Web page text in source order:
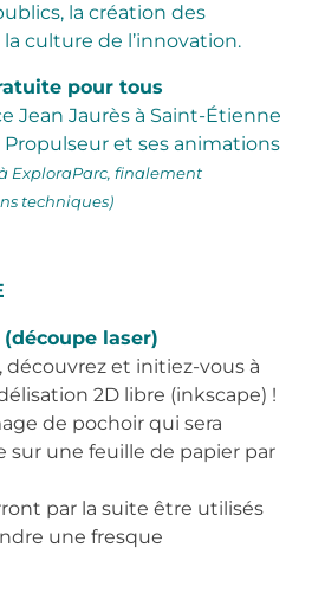
la création des
culture de l’innovation.
pour tous
Jean Jaurès à Saint-Étienne
et ses animations
ExploraParc, finalement
techniques)
laser)
découvrez et initiez-vous à
2D libre (inkscape) !
de pochoir qui sera
sur une feuille de papier par
par la suite être utilisés
une fresque